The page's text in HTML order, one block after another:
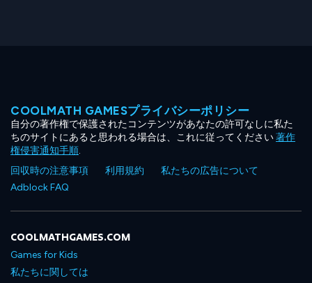
COOLMATH GAMESプライバシーポリシー
自分の著作権で保護されたコンテンツがあなたの許可なしに私た
ちのサイトにあると思われる場合は、これに従ってください著作
権侵害通知手順.
回収時の注意事項
利用規約
私たちの広告について
Adblock FAQ
COOLMATHGAMES.COM
Games for Kids
私たちに関しては